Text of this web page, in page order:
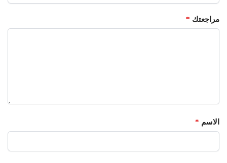
مراجعتك *
الاسم *